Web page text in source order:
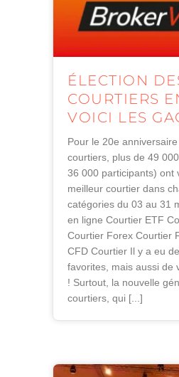
ÉLECTION
COURTIERS
VOICI LES
Pour le 20e
courtiers, plus de 49
36 000 participants) ont
meilleur courtier dans
catégories du 03 au 31
en ligne Courtier ETF
Courtier Forex Courtier
CFD Courtier Il y a eu
favorites, mais aussi de
! Surtout, la nouvelle
courtiers, qui [...]